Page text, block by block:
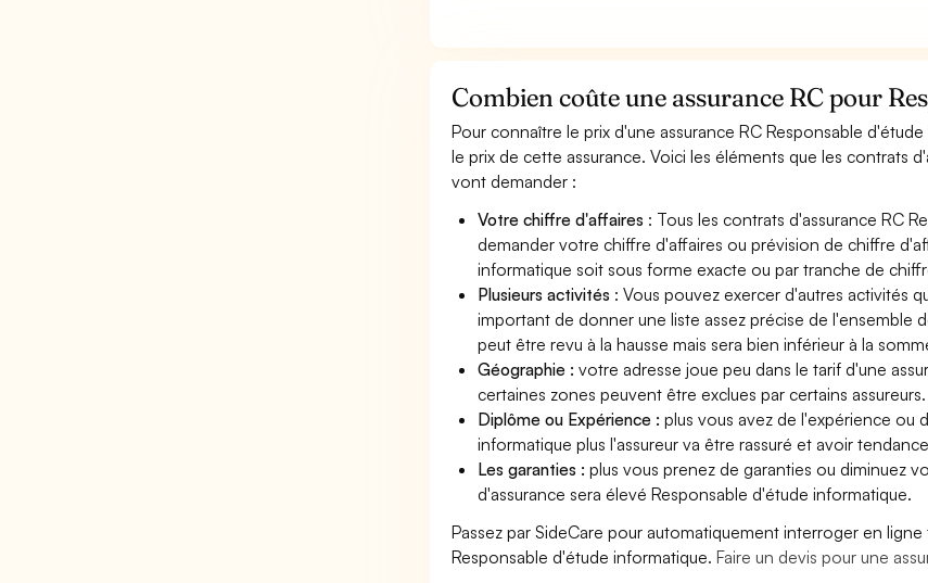
Combien coûte une assurance RC pour
Pour connaître le prix d'une assurance RC Responsable
le prix de cette assurance. Voici les éléments que les contrats
vont demander :
Votre chiffre d'affaires : Tous les contrats d'assurance RC
demander votre chiffre d'affaires ou prévision de chiffre
informatique soit sous forme exacte ou par tranche de
Plusieurs activités : Vous pouvez exercer d'autres activités
important de donner une liste assez précise de l'ensemble
peut être revu à la hausse mais sera bien inférieur à la
Géographie :votre adresse joue peu dans le tarif d'une
certaines zones peuvent être exclues par certains assureurs.
Diplôme ou Expérience :plus vous avez de l'expérience ou
informatique plus l'assureur va être rassuré et avoir
Les garanties :plus vous prenez de garanties ou diminuez
d'assurance sera élevé Responsable d'étude informatique.
Passez par SideCare pour automatiquement interroger en
Responsable d'étude informatique.Faire un devis pour une